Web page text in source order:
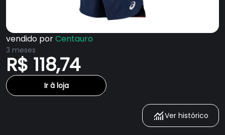
vendido porCentauro
3 meses
R$ 118,74
Ir à loja
Ver histórico